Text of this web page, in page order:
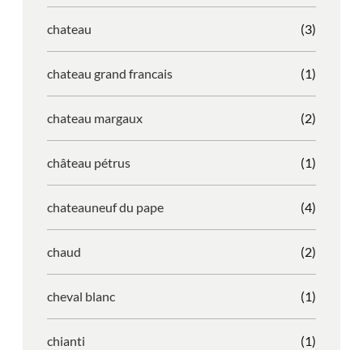
chateau (3)
chateau grand francais (1)
chateau margaux (2)
château pétrus (1)
chateauneuf du pape (4)
chaud (2)
cheval blanc (1)
chianti (1)